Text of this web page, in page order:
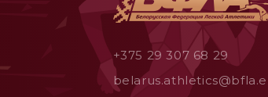
+375 29 307 68 29